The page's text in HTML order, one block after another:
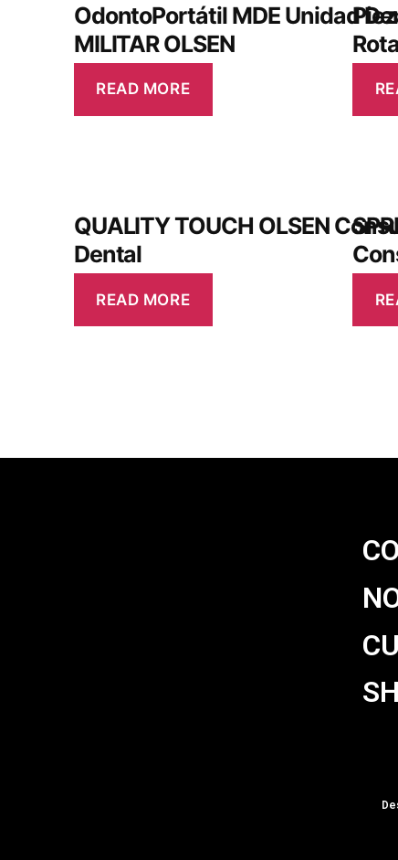
OdontoPortátil MDE Unidad
MILITAR OLSEN
READ MORE
QUALITY TOUCH OLSEN
Dental
READ MORE